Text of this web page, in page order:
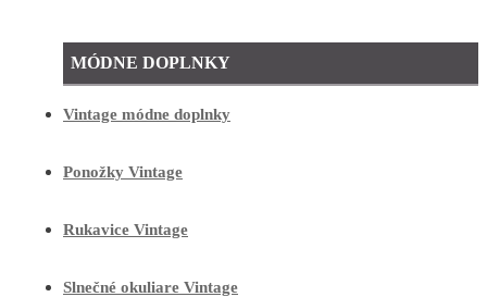
MÓDNE DOPLNKY
Vintage módne doplnky
Ponožky Vintage
Rukavice Vintage
Slnečné okuliare Vintage